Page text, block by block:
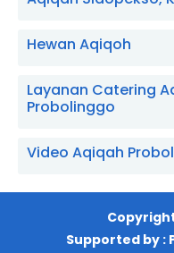
Hewan Aqiqoh
Layanan Catering
Probolinggo
Video Aqiqah
Supported by :